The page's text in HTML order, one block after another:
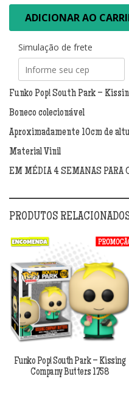
R$179,90.
é:
R$149,90.
Pop!
Park
Kissing
Company
1758
quantidade
ADICIONAR AO
Simulação de frete
Funko Pop! South Park –
Boneco colecionável
Aproximadamente 10cm de
Material Vinil
EM MÉDIA 4 SEMANAS PARA
PRODUTOS
Funko Pop! South Park – Kissing
Company Butters 1758